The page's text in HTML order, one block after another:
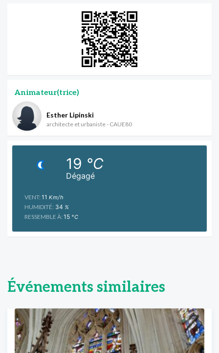
Animateur(trice)
Esther Lipinski
architecte et urbaniste - CAUE80
Dégagé
19 °C
VENT: 11 Km/h
HUMIDITÉ: 34 %
RESSEMBLE À: 15 °C
Événements similaires